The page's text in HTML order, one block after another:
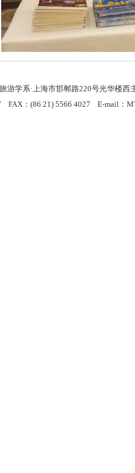
游学系·上海市邯郸路220号光华楼西
FAX：(86 21) 5566 4027 E-mail：